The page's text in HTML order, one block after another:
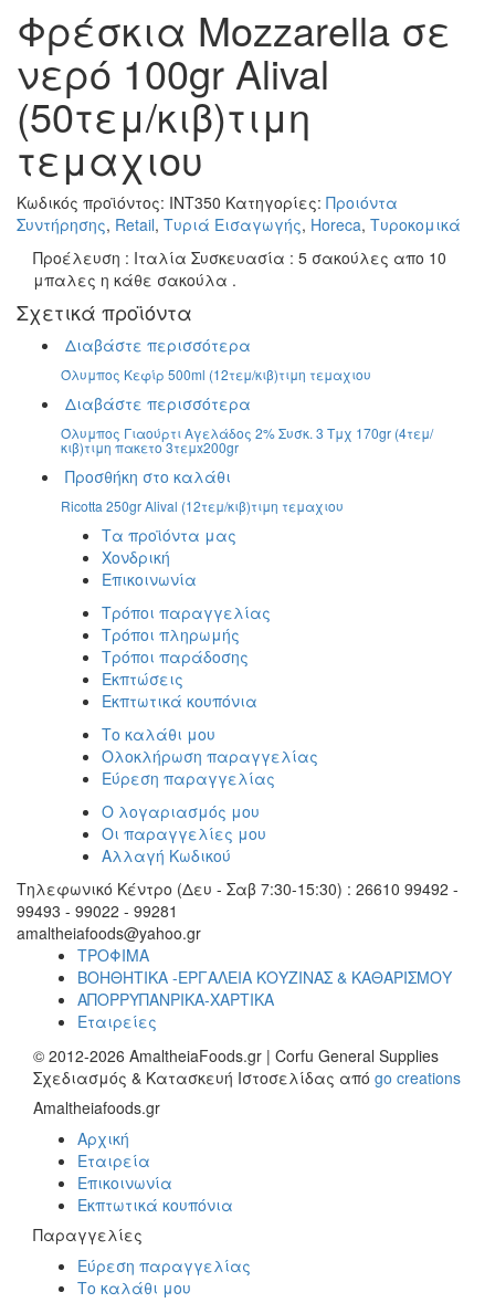
Φρέσκια Mozzarella σε
νερό 100gr Alival
(50τεμ/κιβ)τιμη
τεμαχιου
Κωδικός προϊόντος: ΙΝΤ350 Κατηγορίες: Προιόντα
Συντήρησης, Retail, Τυριά Εισαγωγής, Horeca, Τυροκομικά
Προέλευση : Ιταλία Συσκευασία : 5 σακούλες απο 10
μπαλες η κάθε σακούλα .
Σχετικά προϊόντα
Διαβάστε περισσότερα
Όλυμπος Κεφίρ 500ml (12τεμ/κιβ)τιμη τεμαχιου
Διαβάστε περισσότερα
Όλυμπος Γιαούρτι Αγελάδος 2% Συσκ. 3 Τμχ 170gr (4τεμ/
κιβ)τιμη πακετο 3τεμx200gr
Προσθήκη στο καλάθι
Ricotta 250gr Alival (12τεμ/κιβ)τιμη τεμαχιου
Τα προϊόντα μας
Χονδρική
Επικοινωνία
Τρόποι παραγγελίας
Τρόποι πληρωμής
Τρόποι παράδοσης
Εκπτώσεις
Εκπτωτικά κουπόνια
Το καλάθι μου
Ολοκλήρωση παραγγελίας
Εύρεση παραγγελίας
Ο λογαριασμός μου
Οι παραγγελίες μου
Αλλαγή Κωδικού
Τηλεφωνικό Κέντρο (Δευ - Σαβ 7:30-15:30) : 26610 99492 -
99493 - 99022 - 99281
amaltheiafoods@yahoo.gr
ΤΡΟΦΙΜΑ
ΒΟΗΘΗΤΙΚΑ -ΕΡΓΑΛΕΙΑ ΚΟΥΖΙΝΑΣ & ΚΑΘΑΡΙΣΜΟΥ
ΑΠΟΡΡΥΠΑΝΡΙΚΑ-ΧΑΡΤΙΚΑ
Εταιρείες
© 2012-2026 AmaltheiaFoods.gr | Corfu General Supplies
Σχεδιασμός & Κατασκευή Ιστοσελίδας από go creations
Amaltheiafoods.gr
Αρχική
Εταιρεία
Επικοινωνία
Εκπτωτικά κουπόνια
Παραγγελίες
Εύρεση παραγγελίας
Το καλάθι μου